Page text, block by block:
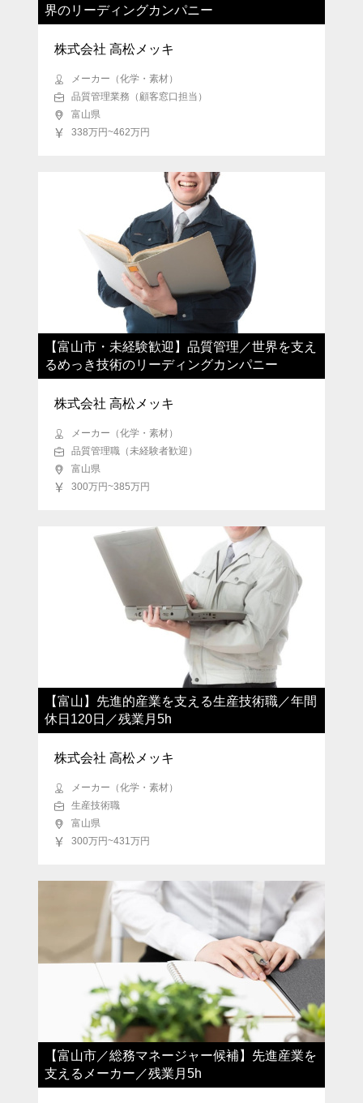
界のリーディングカンパニー
株式会社 高松メッキ
メーカー（化学・素材）
品質管理業務（顧客窓口担当）
富山県
338万円~462万円
【富山市・未経験歓迎】品質管理／世界を支え
るめっき技術のリーディングカンパニー
株式会社 高松メッキ
メーカー（化学・素材）
品質管理職（未経験者歓迎）
富山県
300万円~385万円
【富山】先進的産業を支える生産技術職／年間
休日120日／残業月5h
株式会社 高松メッキ
メーカー（化学・素材）
生産技術職
富山県
300万円~431万円
【富山市／総務マネージャー候補】先進産業を
支えるメーカー／残業月5h